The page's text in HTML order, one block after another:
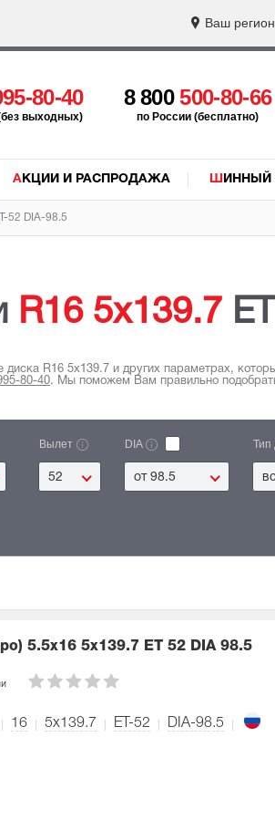
Ваш
80-40
выходных)
8 800500-80-66
по России (бесплатно)
АКЦИИ И РАСПРОДАЖА
52 DIA-98.5
R16 5x139.7 ET
диска R16 5x139.7 и других параметрах,
80-40. Мы поможем Вам правильно
Вылет DIA Тип
52 от 98.5
5.5x16 5x139.7 ET 52 DIA 98.5
16 5x139.7 ET-52 DIA-98.5